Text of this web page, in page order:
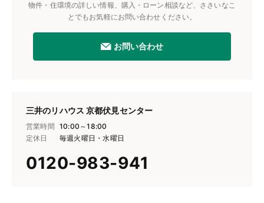
物件・住環境の詳しい情報、購入・ローン相談など、ささいなこ
とでもお気軽にお問い合わせください。
お問い合わせ
三井のリハウス 京都伏見センター
営業時間 10:00～18:00
定休日
毎週火曜日・水曜日
0120-983-941